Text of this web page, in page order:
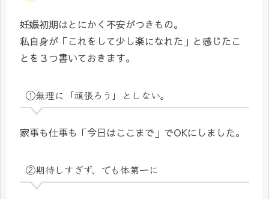
妊娠初期はとにかく不安がつきもの。
私自身が「これをして少し楽になれた」と感じたこ
とを３つ書いておきます。
①無理に「頑張ろう」としない。
家事も仕事も「今日はここまで」でOKにしました。
②期待しすぎず、でも体第一に